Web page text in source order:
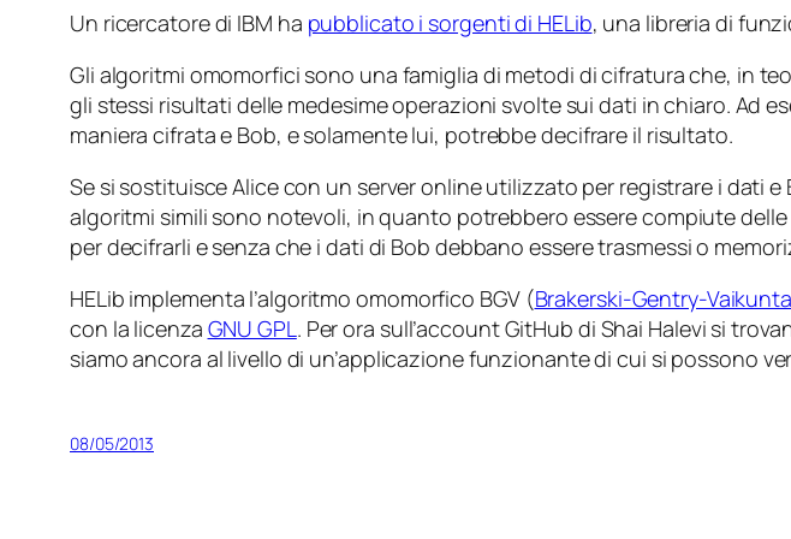
Un ricercatore di IBM ha pubblicato i sorgenti di HELib, una libreria di
Gli algoritmi omomorfici sono una famiglia di metodi di cifratura che, in
gli stessi risultati delle medesime operazioni svolte sui dati in chiaro. Ad
maniera cifrata e Bob, e solamente lui, potrebbe decifrare il risultato.
Se si sostituisce Alice con un server online utilizzato per registrare i dati
algoritmi simili sono notevoli, in quanto potrebbero essere compiute
per decifrarli e senza che i dati di Bob debbano essere trasmessi o
HELib implementa l’algoritmo omomorfico BGV (Brakerski-Gentry-
con la licenza GNU GPL. Per ora sull’account GitHub di Shai Halevi si
siamo ancora al livello di un’applicazione funzionante di cui si possono
08/05/2013